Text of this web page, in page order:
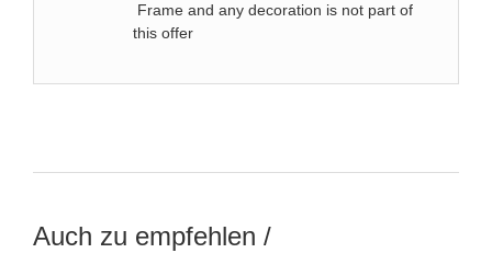
Frame and any decoration is not part of
this offer
Auch zu empfehlen /